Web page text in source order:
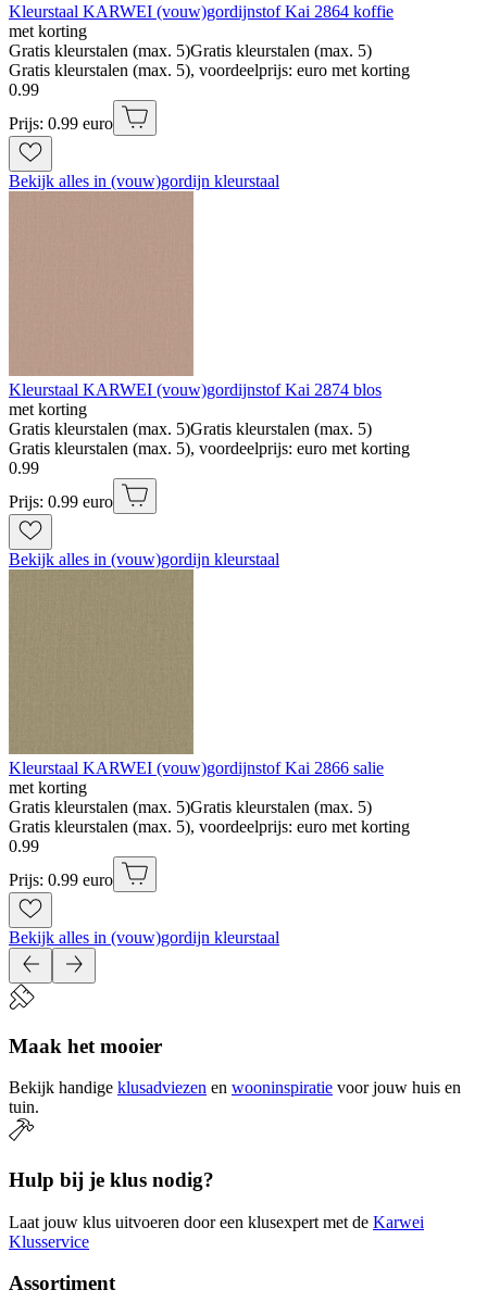
Kleurstaal KARWEI (vouw)gordijnstof Kai 2864 koffie
met korting
Gratis kleurstalen (max. 5)Gratis kleurstalen (max. 5)
Gratis kleurstalen (max. 5), voordeelprijs: euro met korting
0.99
Prijs: 0.99 euro
Bekijk alles in (vouw)gordijn kleurstaal
Kleurstaal KARWEI (vouw)gordijnstof Kai 2874 blos
met korting
Gratis kleurstalen (max. 5)Gratis kleurstalen (max. 5)
Gratis kleurstalen (max. 5), voordeelprijs: euro met korting
0.99
Prijs: 0.99 euro
Bekijk alles in (vouw)gordijn kleurstaal
Kleurstaal KARWEI (vouw)gordijnstof Kai 2866 salie
met korting
Gratis kleurstalen (max. 5)Gratis kleurstalen (max. 5)
Gratis kleurstalen (max. 5), voordeelprijs: euro met korting
0.99
Prijs: 0.99 euro
Bekijk alles in (vouw)gordijn kleurstaal
Maak het mooier
Bekijk handige klusadviezen en wooninspiratie voor jouw huis en
tuin.
Hulp bij je klus nodig?
Laat jouw klus uitvoeren door een klusexpert met de Karwei
Klusservice
Assortiment